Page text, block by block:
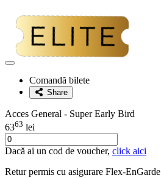
Adaugă
favoriteComandă bilete
Share
Acces General - Super Early Bird
6363 lei
Dacă ai un cod de voucher, click aici
Retur permis cu asigurare Flex-EnGarde